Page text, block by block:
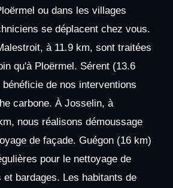
ou dans les villages
se déplacent chez vous.
à 11.9 km, sont traitées
qu'à Ploërmel. Sérent (13.6
de nos interventions
carbone. À Josselin, à
nous réalisons démoussage
de façade. Guégon (16 km)
pour le nettoyage de
bardages. Les habitants de